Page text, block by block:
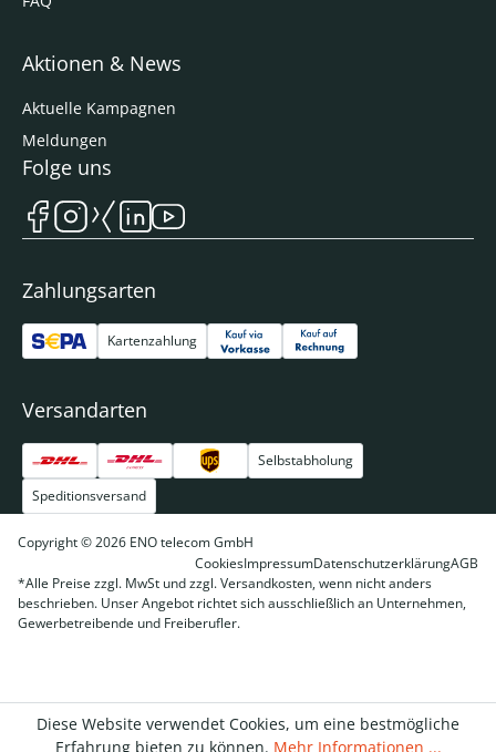
Aktionen & News
Aktuelle Kampagnen
Meldungen
Zahlungsarten
Kartenzahlung
Versandarten
Selbstabholung
Speditionsversand
Folge uns
Copyright © 2026 ENO telecom GmbH
CookiesImpressumDatenschutzerklärungAGB
*Alle Preise zzgl. MwSt und zzgl. Versandkosten, wenn nicht anders
beschrieben. Unser Angebot richtet sich ausschließlich an Unternehmen,
Gewerbetreibende und Freiberufler.
Diese Website verwendet Cookies, um eine bestmögliche
Erfahrung bieten zu können. Mehr Informationen ...